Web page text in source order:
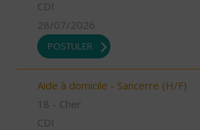
CDI
28/07/2026
POSTULER
Aide à domicile - Sancerre (H/F)
18 - Cher
CDI